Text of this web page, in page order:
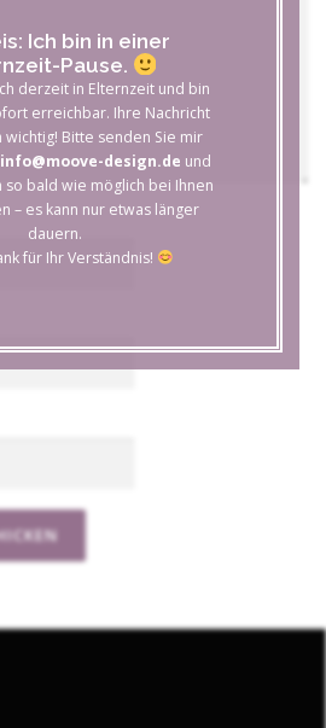
Ich bin in einer
Pause.
derzeit in Elternzeit und bin
erreichbar. Ihre Nachricht
wichtig! Bitte senden Sie mir
info@moove-design.de und
so bald wie möglich bei Ihnen
– es kann nur etwas länger
dauern.
für Ihr Verständnis!